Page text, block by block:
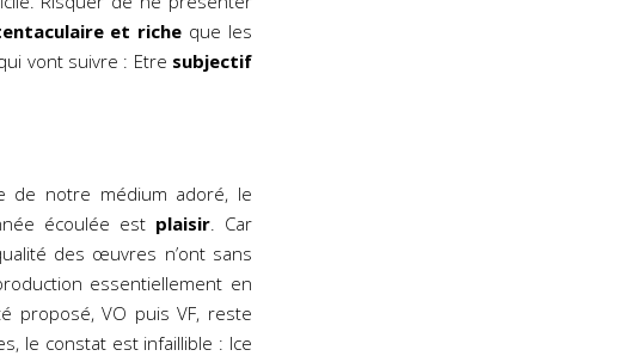
et riche que les
vont suivre : Etre subjectif
de notre médium adoré, le
écoulée est plaisir. Car
des œuvres n’ont sans
essentiellement en
proposé, VO puis VF, reste
le constat est infaillible : Ice